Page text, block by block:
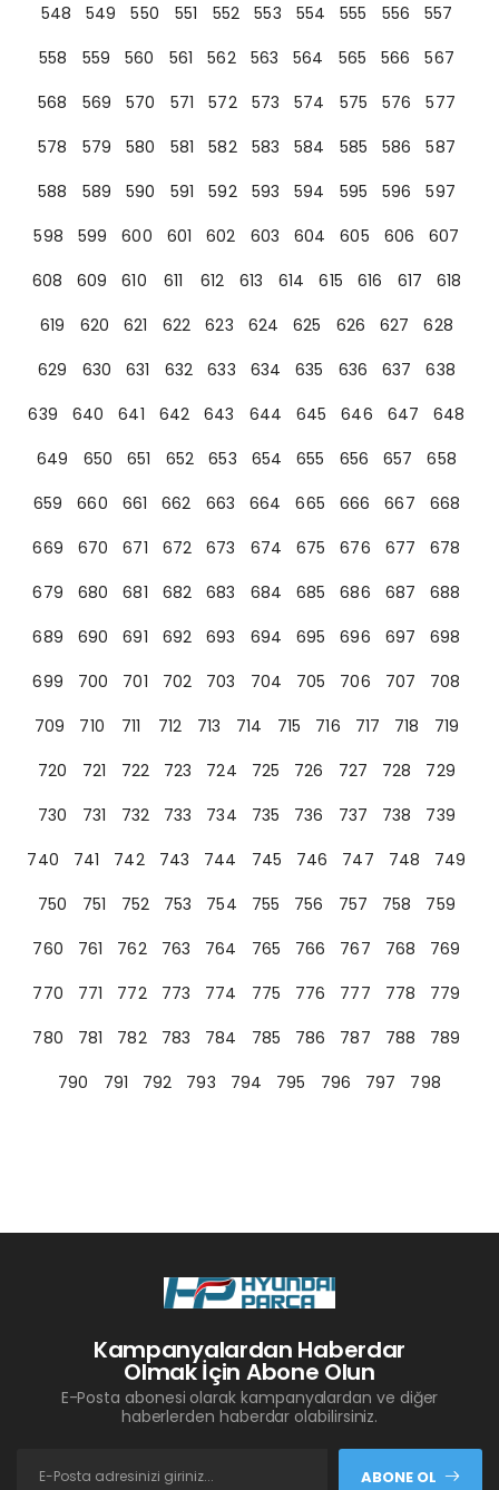
548
549 550 551 552 553 554 555 556
557
558
559 560 561 562 563 564 565 566
567
568
569 570 571 572 573 574 575 576
577
578
579 580 581 582 583 584 585 586
587
588
589 590 591 592 593 594 595 596
597
598
599 600 601 602 603 604 605 606
607
608
609 610 611 612 613 614 615 616 617
618
619
620 621 622 623 624 625 626 627
628
629
630 631 632 633 634 635 636 637
638
639
640 641 642 643 644 645 646 647
648
649
650 651 652 653 654 655 656 657
658
659
660 661 662 663 664 665 666 667
668
669
670 671 672 673 674 675 676 677
678
679
680 681 682 683 684 685 686 687
688
689
690 691 692 693 694 695 696 697
698
699
700 701 702 703 704 705 706 707
708
709
710 711 712 713 714 715 716 717 718
719
720
721 722 723 724 725 726 727 728
729
730
731 732 733 734 735 736 737 738
739
740
741 742 743 744 745 746 747 748
749
750
751 752 753 754 755 756 757 758
759
760
761 762 763 764 765 766 767 768
769
770
771 772 773 774 775 776 777 778
779
780
781 782 783 784 785 786 787 788
789
790
791 792 793 794 795 796 797 798
Kampanyalardan Haberdar
Olmak İçin Abone Olun
E-Posta abonesi olarak kampanyalardan ve diğer
haberlerden haberdar olabilirsiniz.
ABONE OL